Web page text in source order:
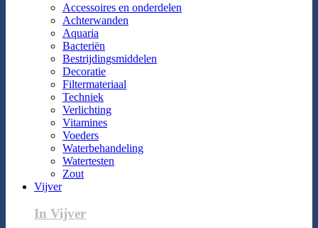
Accessoires en onderdelen
Achterwanden
Aquaria
Bacteriën
Bestrijdingsmiddelen
Decoratie
Filtermateriaal
Techniek
Verlichting
Vitamines
Voeders
Waterbehandeling
Watertesten
Zout
Vijver
In Vijver